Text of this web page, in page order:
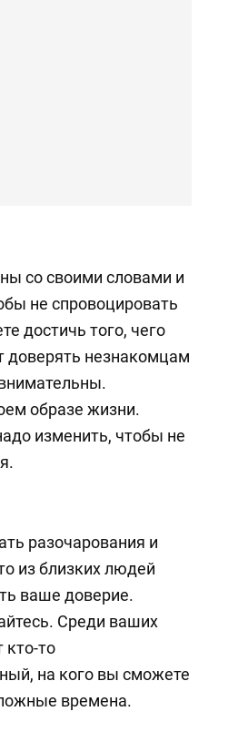
со своими словами и
не спровоцировать
достичь того, чего
доверять незнакомцам
образе жизни.
изменить, чтобы не
разочарования и
из близких людей
ваше доверие.
Среди ваших
кто-то
на кого вы сможете
времена.